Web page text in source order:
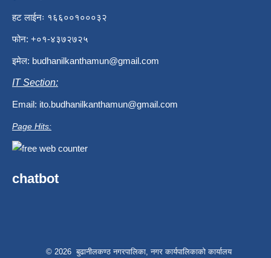
हट लाईनः १६६००१०००३२
फोन: +०१-४३७२७२५
इमेल: budhanilkanthamun@gmail.com
IT Section:
Email: ito.budhanilkanthamun@gmail.com
Page Hits:
chatbot
© 2026 बुढानीलकण्ठ नगरपालिका, नगर कार्यपालिकाको कार्यालय